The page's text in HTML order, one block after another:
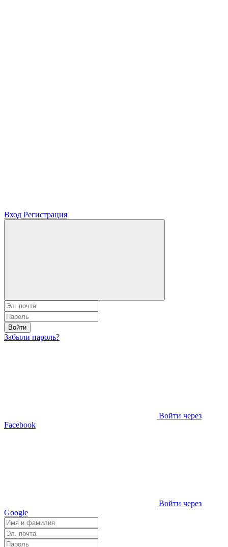
Вход Регистрация
Войти
Забыли пароль?
Войти через
Facebook
Войти через
Google